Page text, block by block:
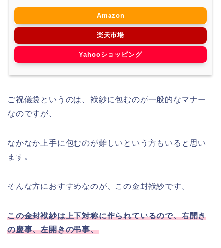
Amazon
楽天市場
Yahooショッピング
ご祝儀袋というのは、袱紗に包むのが一般的なマナー
なのですが、
なかなか上手に包むのが難しいという方もいると思い
ます。
そんな方におすすめなのが、この金封袱紗です。
この金封袱紗は上下対称に作られているので、右開き
の慶事、左開きの弔事、